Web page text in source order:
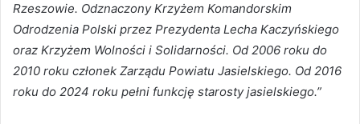
Rzeszowie. Odznaczony Krzyżem Komandorskim
Odrodzenia Polski przez Prezydenta Lecha Kaczyńskiego
oraz Krzyżem Wolności i Solidarności. Od 2006 roku do
2010 roku członek Zarządu Powiatu Jasielskiego. Od 2016
roku do 2024 roku pełni funkcję starosty jasielskiego.”